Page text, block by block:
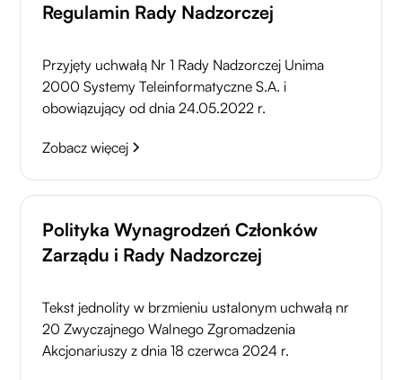
Regulamin Rady Nadzorczej
Przyjęty uchwałą Nr 1 Rady Nadzorczej Unima
2000 Systemy Teleinformatyczne S.A. i
obowiązujący od dnia 24.05.2022 r.
Zobacz więcej
Polityka Wynagrodzeń Członków
Zarządu i Rady Nadzorczej
Tekst jednolity w brzmieniu ustalonym uchwałą nr
20 Zwyczajnego Walnego Zgromadzenia
Akcjonariuszy z dnia 18 czerwca 2024 r.